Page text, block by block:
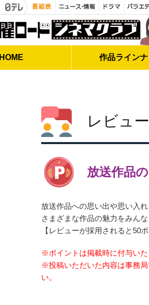
HOME 作品ライン
レビュー
放送作品
放送作品への思い出や思い入
さまざまな作品の魅力をみん
【レビューが採用されると50
※ポイントは掲載時に付与いた
※投稿いただいた内容は事務
い。